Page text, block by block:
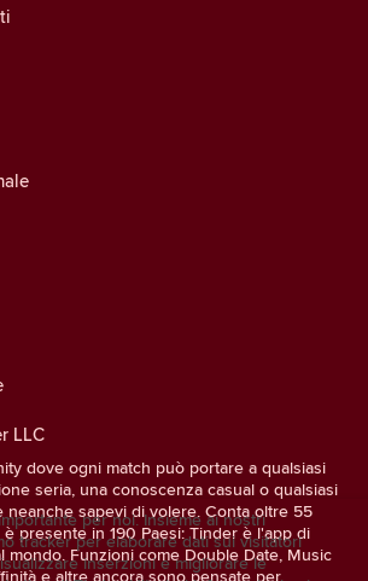
LLC
dove ogni match può portare a qualsiasi
seria, una conoscenza casual o qualsiasi
neanche sapevi di volere. Conta oltre 55
presente in 190 Paesi: Tinder è l'app di
mondo. Funzioni come Double Date, Music
e altre ancora sono pensate per
per noi. Insieme ai nostri
tracker per elaborare dati sui visitatori
inserzioni e migliorare le